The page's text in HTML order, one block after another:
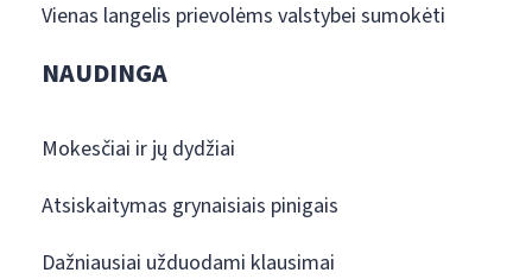
Vienas langelis prievolėms valstybei sumokėti
NAUDINGA
Mokesčiai ir jų dydžiai
Atsiskaitymas grynaisiais pinigais
Dažniausiai užduodami klausimai